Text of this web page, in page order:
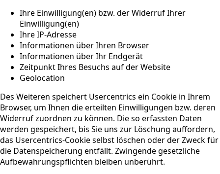
Ihre Einwilligung(en) bzw. der Widerruf Ihrer
Einwilligung(en)
Ihre IP-Adresse
Informationen über Ihren Browser
Informationen über Ihr Endgerät
Zeitpunkt Ihres Besuchs auf der Website
Geolocation
Des Weiteren speichert Usercentrics ein Cookie in Ihrem
Browser, um Ihnen die erteilten Einwilligungen bzw. deren
Widerruf zuordnen zu können. Die so erfassten Daten
werden gespeichert, bis Sie uns zur Löschung auffordern,
das Usercentrics-Cookie selbst löschen oder der Zweck für
die Datenspeicherung entfällt. Zwingende gesetzliche
Aufbewahrungspflichten bleiben unberührt.